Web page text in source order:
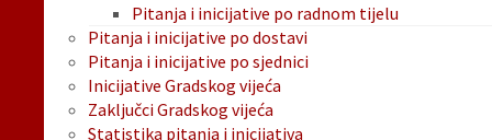
Pitanja i inicijative po radnom tijelu
Pitanja i inicijative po dostavi
Pitanja i inicijative po sjednici
Inicijative Gradskog vijeća
Zaključci Gradskog vijeća
Statistika pitanja i inicijativa